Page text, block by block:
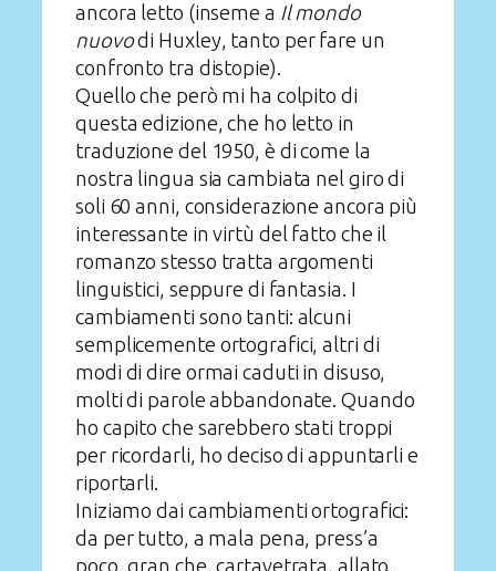
ancora letto (inseme a Il mondo
nuovodi Huxley, tanto per fare un
confronto tra distopie).
Quello che però mi ha colpito di
questa edizione, che ho letto in
traduzione del 1950, è di come la
nostra lingua sia cambiata nel giro di
soli 60 anni, considerazione ancora più
interessante in virtù del fatto che il
romanzo stesso tratta argomenti
linguistici, seppure di fantasia. I
cambiamenti sono tanti: alcuni
semplicemente ortografici, altri di
modi di dire ormai caduti in disuso,
molti di parole abbandonate. Quando
ho capito che sarebbero stati troppi
per ricordarli, ho deciso di appuntarli e
riportarli.
Iniziamo dai cambiamenti ortografici:
da per tutto, a mala pena, press’a
poco, gran che, cartavetrata, allato.